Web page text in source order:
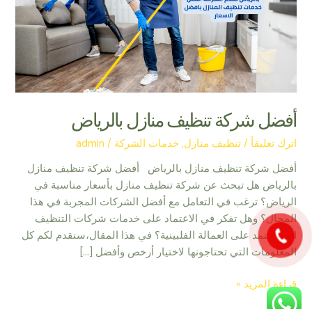
أفضل شركة تنظيف منازل بالرياض
اترك تعليقاً /تنظيف منازل, خدمات الشركة /
admin
أفضل شركة تنظيف منازل بالرياض أفضل شركة تنظيف منازل
بالرياض هل تبحث عن شركة تنظيف منازل بأسعار مناسبة في
الرياض؟ ترغب في التعامل مع أفضل الشركات المجربة في هذا
المجال؟ وهل تفكر في الاعتماد على خدمات شركات التنظيف
التي تعتمد على العمالة الفلبينية؟ في هذا المقال،سنقدم لكم كل
المعلومات التي تحتاجونها لاختيار أرخص وأفضل […]
بالرياض
قراءة المزيد »